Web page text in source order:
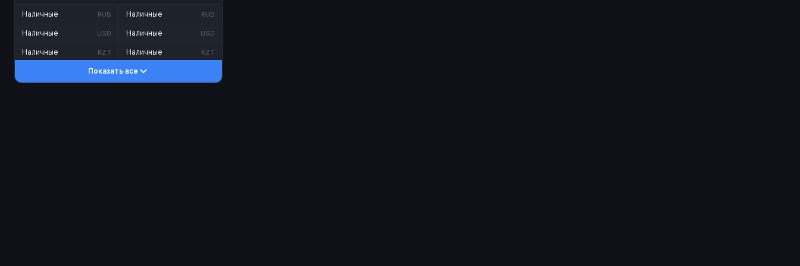
Наличные RUB
Наличные USD
Наличные KZT
Наличные RUB
Наличные USD
Наличные KZT
Показать все